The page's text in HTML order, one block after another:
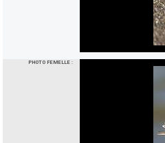
PHOTO FEMELLE :